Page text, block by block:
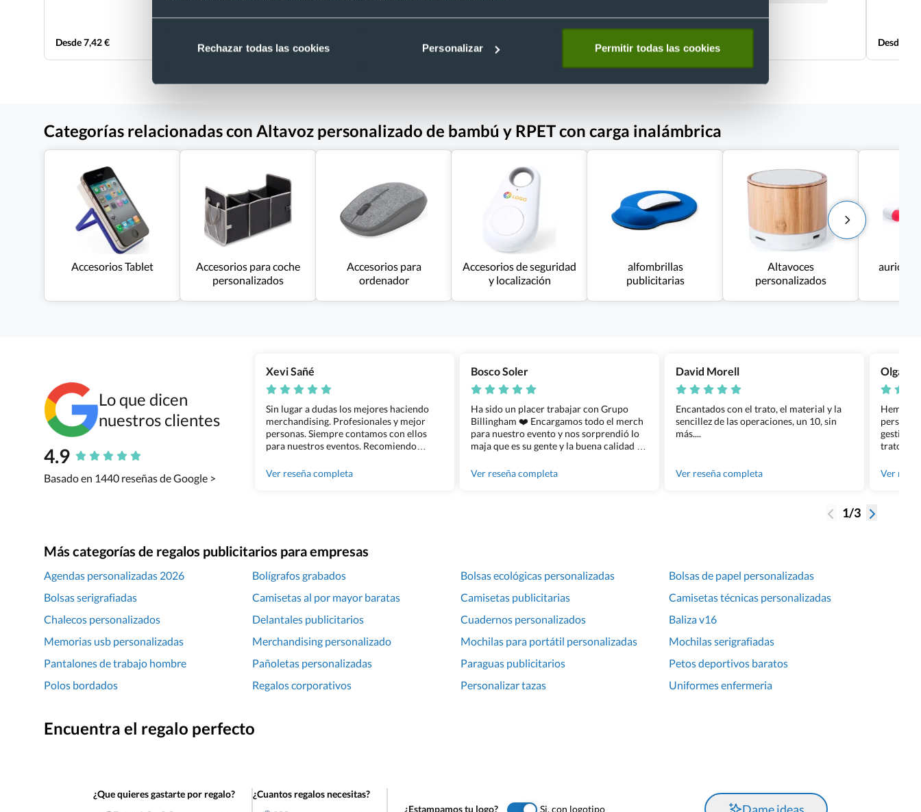
Rechazar todas las cookies Personalizar Permitir todas las cookies
Desde 7,42 € Desde 8,66 € Desde 9,60 € Desde 22,99 € Desde
Categorías relacionadas con Altavoz personalizado de bambú y RPET con carga inalámbrica
Accesorios Tablet
Accesorios para coche
personalizados
Accesorios para
ordenador
Accesorios de seguridad
y localización
alfombrillas
publicitarias
Altavoces
personalizados
Lo que dicen
nuestros clientes
4.9
Basado en 1440 reseñas de Google >
Xevi Sañé
Sin lugar a dudas los mejores haciendo
merchandising. Profesionales y mejor
personas. Siempre contamos con ellos
para nuestros eventos. Recomiendo
Ver reseña completa
Bosco Soler
Ha sido un placer trabajar con Grupo
Billingham ❤️ Encargamos todo el merch
para nuestro evento y nos sorprendió lo
maja que es su gente y la buena calidad de
100% recomendado!!
Ver reseña completa
David Morell
Encantados con el trato, el material y la
sencillez de las operaciones, un 10, sin
más....
Ver reseña completa
Olga
Hemos
gestión
trato
gente
Ver
1/3
Más categorías de regalos publicitarios para empresas
Agendas personalizadas 2026 Bolígrafos grabados Bolsas ecológicas personalizadas
Bolsas de papel personalizadas
Bolsas serigrafiadas
Camisetas al por mayor baratas Camisetas publicitarias
Camisetas técnicas personalizadas
Chalecos personalizados
Delantales publicitarios Cuadernos personalizados
Baliza v16
Memorias usb personalizadas
Merchandising personalizado Mochilas para portátil personalizadas
Mochilas serigrafiadas
Pantalones de trabajo hombre
Pañoletas personalizadas Paraguas publicitarios
Petos deportivos baratos
Polos bordados
Regalos corporativos Personalizar tazas Uniformes enfermeria
Encuentra el regalo perfecto
¿Que quieres gastarte por regalo?
¿Cuantos regalos necesitas?
¿Estampamos tu logo? Si, con logotipo